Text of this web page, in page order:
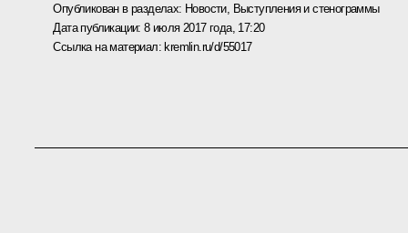
Опубликован в разделах: Новости, Выступления и стенограммы
Дата публикации:8 июля 2017 года, 17:20
Ссылка на материал: kremlin.ru/d/55017